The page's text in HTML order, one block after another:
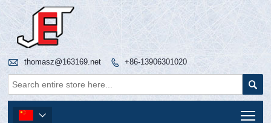
 thomasz@163169.net  +86-13906301020

